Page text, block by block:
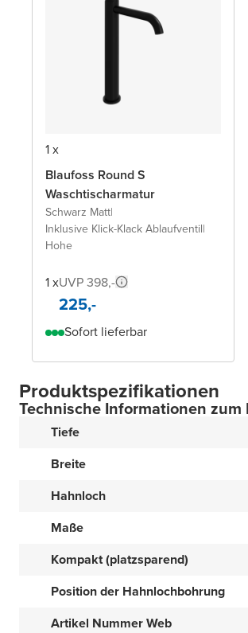
1 x
Blaufoss Round S
Waschtischarmatur
Schwarz Matt|
Inklusive Klick-Klack Ablaufventil|
Hohe
1 xUVP 398,-
225,-
Sofort lieferbar
Produktspezifikationen
Technische Informationen zum
Tiefe
Breite
Hahnloch
Maße
Kompakt (platzsparend)
Position der Hahnlochbohrung
Artikel Nummer Web